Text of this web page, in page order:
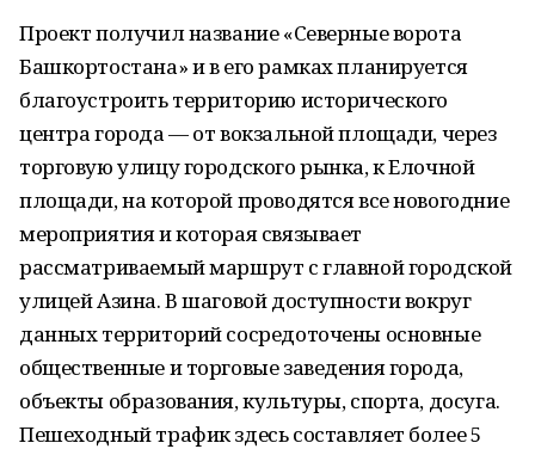
Проект получил название «Северные ворота
Башкортостана» и в его рамках планируется
благоустроить территорию исторического
центра города — от вокзальной площади, через
торговую улицу городского рынка, к Елочной
площади, на которой проводятся все новогодние
мероприятия и которая связывает
рассматриваемый маршрут с главной городской
улицей Азина. В шаговой доступности вокруг
данных территорий сосредоточены основные
общественные и торговые заведения города,
объекты образования, культуры, спорта, досуга.
Пешеходный трафик здесь составляет более 5